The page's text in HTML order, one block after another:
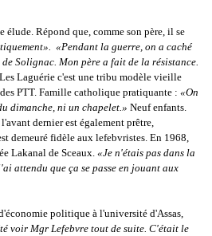
élude. Répond que, comme son père, il se
«Pendant la guerre, on a caché
Solignac. Mon père a fait de la résistance.
Les Laguérie c'est une tribu modèle vieille
PTT. Famille catholique pratiquante : «On
dimanche, ni un chapelet.» Neuf enfants.
dernier est également prêtre,
demeuré fidèle aux lefebvristes. En 1968,
Lakanal de Sceaux. «Je n'étais pas dans la
attendu que ça se passe en jouant aux
politique à l'université d'Assas,
voir Mgr Lefebvre tout de suite. C'était le